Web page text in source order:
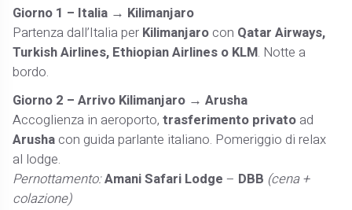
Giorno 1 – Italia → Kilimanjaro
Partenza dall’Italia per Kilimanjarocon Qatar Airways,
Turkish Airlines, Ethiopian Airlines o KLM. Notte a
bordo.
Giorno 2 – Arrivo Kilimanjaro → Arusha
Accoglienza in aeroporto,trasferimento privato ad
Arushacon guida parlante italiano. Pomeriggio di relax
al lodge.
Pernottamento:Amani Safari Lodge – DBB (cena +
colazione)